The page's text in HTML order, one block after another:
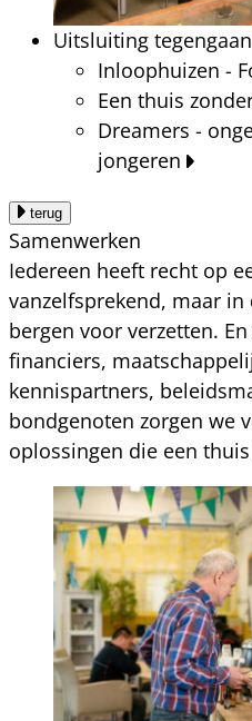
Uitsluiting tegengaan
Inloophuizen -
Een thuis
Dreamers -
jongeren
terug
Samenwerken
Iedereen heeft recht op
vanzelfsprekend, maar
bergen voor verzetten.
financiers,
kennispartners,
bondgenoten zorgen we
oplossingen die een